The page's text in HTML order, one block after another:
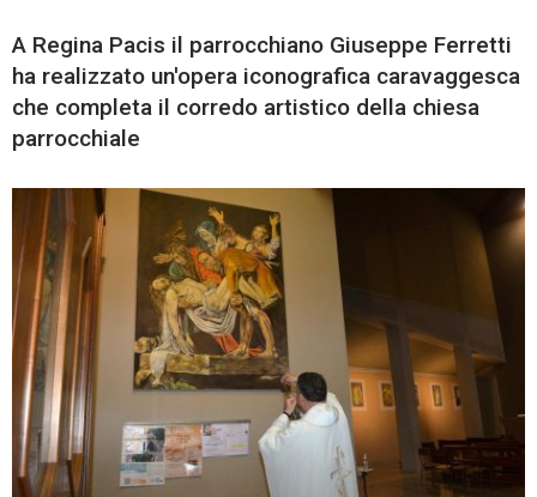
A Regina Pacis il parrocchiano Giuseppe Ferretti
ha realizzato un'opera iconografica caravaggesca
che completa il corredo artistico della chiesa
parrocchiale